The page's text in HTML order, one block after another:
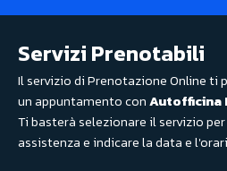
Servizi Prenotabili
Il servizio di Prenotazione Online ti
un appuntamento conAutofficina
Ti basterà selezionare il servizio
assistenza e indicare la data e